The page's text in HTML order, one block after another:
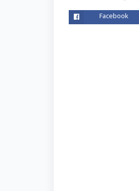
Facebook